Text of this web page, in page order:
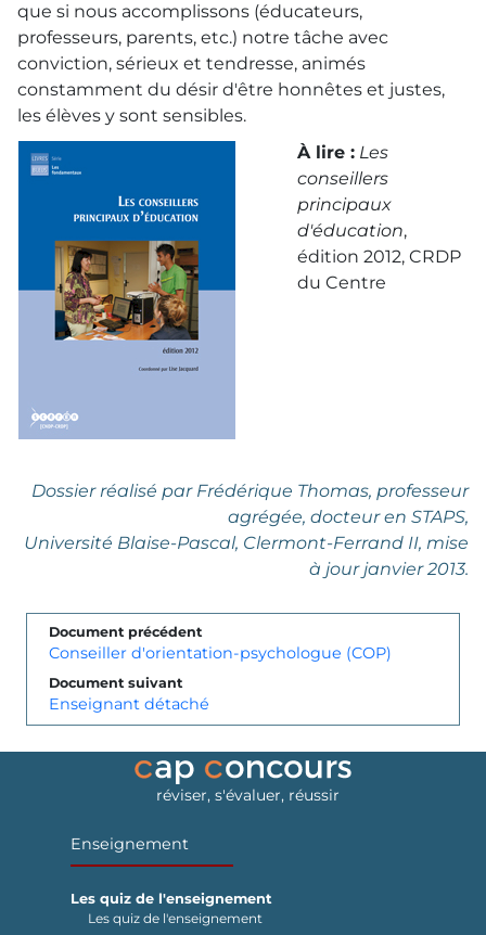
que si nous accomplissons (éducateurs,
professeurs, parents, etc.) notre tâche avec
conviction, sérieux et tendresse, animés
constamment du désir d'être honnêtes et justes,
les élèves y sont sensibles.
À lire : Les
conseillers
principaux
d'éducation,
édition 2012, CRDP
du Centre
Dossier réalisé par Frédérique Thomas, professeur
agrégée, docteur en STAPS,
Université Blaise-Pascal, Clermont-Ferrand II, mise
à jour janvier 2013.
Document précédent
Conseiller d'orientation-psychologue (COP)
Document suivant
Enseignant détaché
réviser, s'évaluer, réussir
Enseignement
Les quiz de l'enseignement
Les quiz de l'enseignement